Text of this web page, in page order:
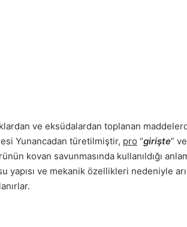
ve eksüdalardan toplanan
Yunancadan türetilmiştir, pro “girişte” ve
kovan savunmasında kullanıldığı
yapısı ve mekanik özellikleri nedeniyle